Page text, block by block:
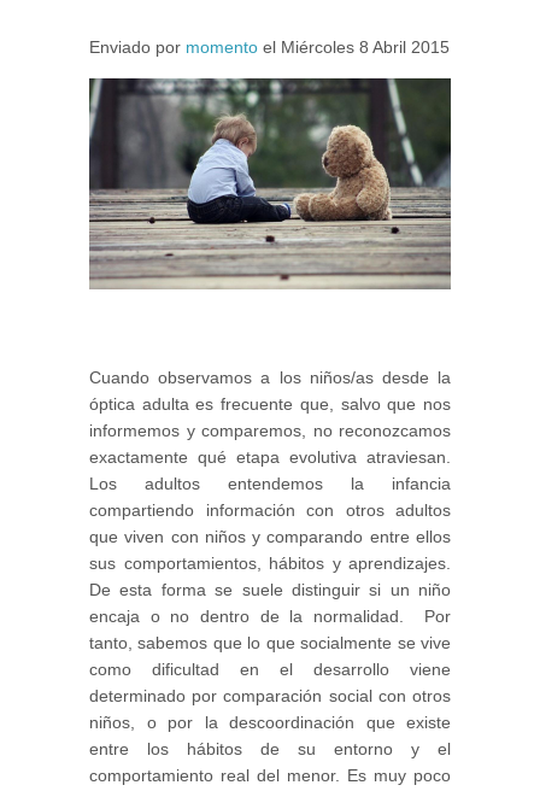
Enviado por momento el Miércoles 8 Abril 2015
Cuando observamos a los niños/as desde la
óptica adulta es frecuente que, salvo que nos
informemos y comparemos, no reconozcamos
exactamente qué etapa evolutiva atraviesan.
Los adultos entendemos la infancia
compartiendo información con otros adultos
que viven con niños y comparando entre ellos
sus comportamientos, hábitos y aprendizajes.
De esta forma se suele distinguir si un niño
encaja o no dentro de la normalidad. Por
tanto, sabemos que lo que socialmente se vive
como dificultad en el desarrollo viene
determinado por comparación social con otros
niños, o por la descoordinación que existe
entre los hábitos de su entorno y el
comportamiento real del menor. Es muy poco